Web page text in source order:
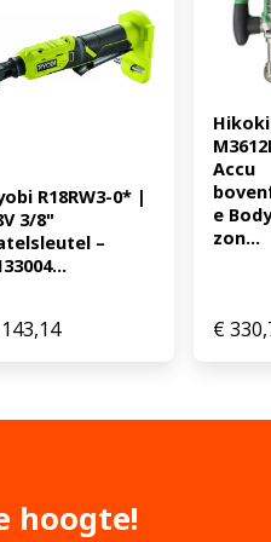
EAN: 4892210205216
R18RW3-0* |
3/8"
–
Hikoki
Accu
e
zon...
€
hoogte!